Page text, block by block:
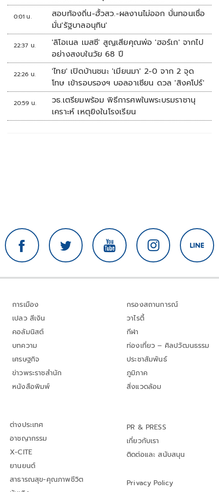
0:01 น.
สอบท้องถิ่น-ฮั้วสว.-ผลงานไม่ออก บั่นทอนเชื่อ
มั่น'รัฐบาลอนุทิน'
22:37 น.
'ลิโอเนล เมสซี' สูญเสียคุณพ่อ 'ฮอร์เก' จากไป
อย่างสงบในวัย 68 ปี
22:26 น.
'ไทย' เปิดบ้านชนะ 'เมียนมา' 2-0 จาก 2 จุด
โทษ เข้ารอบรองฯ บอลอาเซียน ดวล 'สิงคโปร์'
20:59 น.
วธ.เตรียมพร้อม พิธีการศพในพระบรมราชานุ
เคราะห์ เหตุยิงในโรงเรียน
การเมือง
เปลว สีเงิน
คอลัมนิสต์
บทความ
เศรษฐกิจ
ข่าวพระราชสำนัก
หนังสือพิมพ์
กรองสถานการณ์
วาไรตี้
กีฬา
ท่องเที่ยว – ศิลปวัฒนธรรม
ประชาสัมพันธ์
ภูมิภาค
สิ่งแวดล้อม
ต่างประเทศ
อาชญากรรม
X-CITE
ยานยนต์
สาธารณสุข-คุณภาพชีวิต
PR & PRESS
เกี่ยวกับเรา
ติดต่อและ สนับสนุน
Privacy Policy